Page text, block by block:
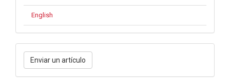
English
Enviar
unEnviar un artículo